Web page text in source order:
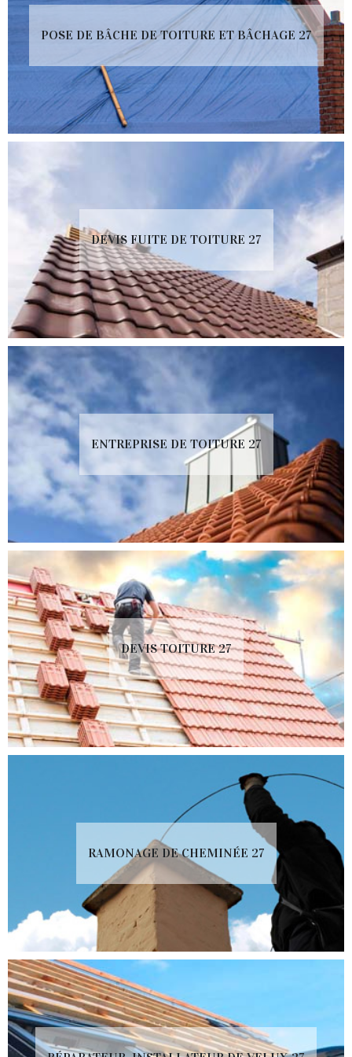
POSE DE BÂCHE DE TOITURE ET BÂCHAGE 27
DEVIS FUITE DE TOITURE 27
ENTREPRISE DE TOITURE 27
DEVIS TOITURE 27
RAMONAGE DE CHEMINÉE 27